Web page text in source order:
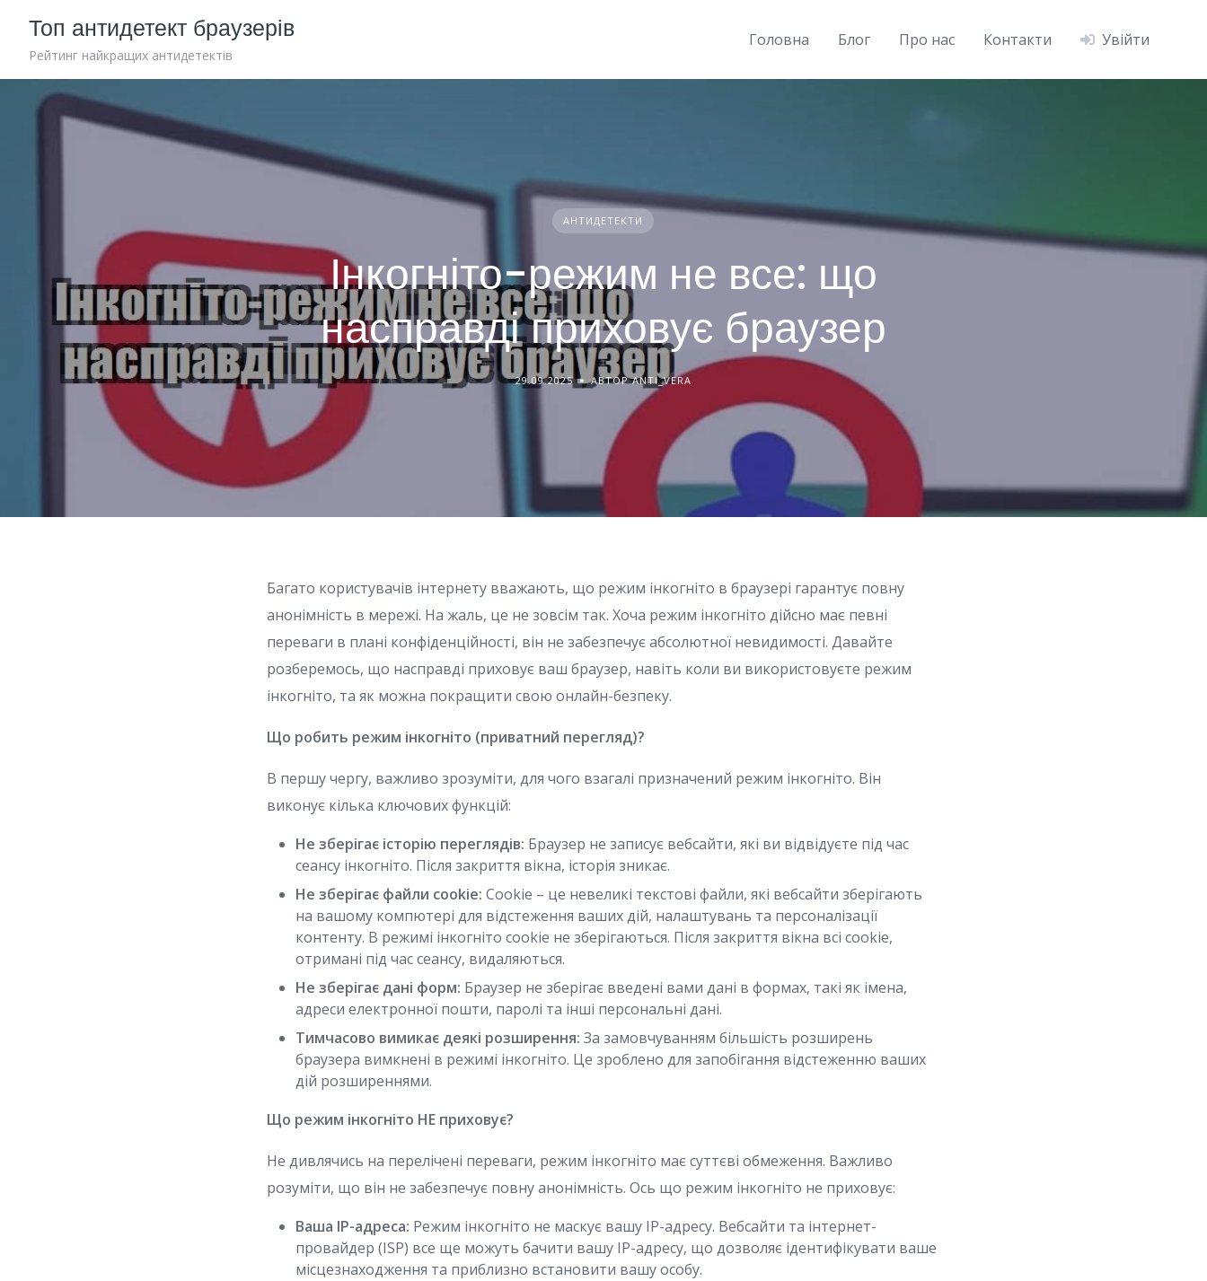
content
Топ антидетект браузерів
Рейтинг найкращих антидетектів
Головна Блог Про нас Контакти Увійти
АНТИДЕТЕКТИ
Інкогніто-режим не все: що
насправді приховує браузер
29.09.2025 АВТОР ANTI_VERA
Багато користувачів інтернету вважають, що режим інкогніто в браузері гарантує повну
анонімність в мережі. На жаль, це не зовсім так. Хоча режим інкогніто дійсно має певні
переваги в плані конфіденційності, він не забезпечує абсолютної невидимості. Давайте
розберемось, що насправді приховує ваш браузер, навіть коли ви використовуєте режим
інкогніто, та як можна покращити свою онлайн-безпеку.
Що робить режим інкогніто (приватний перегляд)?
В першу чергу, важливо зрозуміти, для чого взагалі призначений режим інкогніто. Він
виконує кілька ключових функцій:
Не зберігає історію переглядів: Браузер не записує вебсайти, які ви відвідуєте під час
сеансу інкогніто. Після закриття вікна, історія зникає.
Не зберігає файли cookie: Cookie – це невеликі текстові файли, які вебсайти зберігають
на вашому компютері для відстеження ваших дій, налаштувань та персоналізації
контенту. В режимі інкогніто cookie не зберігаються. Після закриття вікна всі cookie,
отримані під час сеансу, видаляються.
Не зберігає дані форм: Браузер не зберігає введені вами дані в формах, такі як імена,
адреси електронної пошти, паролі та інші персональні дані.
Тимчасово вимикає деякі розширення: За замовчуванням більшість розширень
браузера вимкнені в режимі інкогніто. Це зроблено для запобігання відстеженню ваших
дій розширеннями.
Що режим інкогніто НЕ приховує?
Не дивлячись на перелічені переваги, режим інкогніто має суттєві обмеження. Важливо
розуміти, що він не забезпечує повну анонімність. Ось що режим інкогніто не приховує:
Ваша IP-адреса: Режим інкогніто не маскує вашу IP-адресу. Вебсайти та інтернет-
провайдер (ISP) все ще можуть бачити вашу IP-адресу, що дозволяє ідентифікувати ваше
місцезнаходження та приблизно встановити вашу особу.